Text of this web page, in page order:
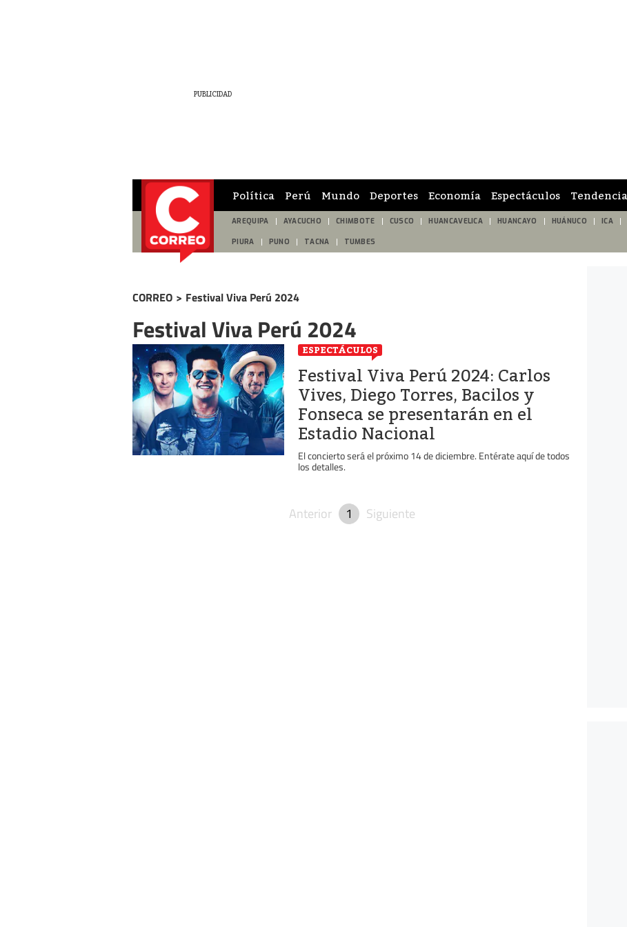
Política Perú Mundo Deportes Economía Espectáculos Tendencia
AREQUIPA AYACUCHO CHIMBOTE CUSCO HUANCAVELICA HUANCAYO HUÁNUCO ICA
PIURA PUNO TACNA TUMBES
CORREO > Festival Viva Perú 2024
Festival Viva Perú 2024
ESPECTÁCULOS
Festival Viva Perú 2024: Carlos
Vives, Diego Torres, Bacilos y
Fonseca se presentarán en el
Estadio Nacional
El concierto será el próximo 14 de diciembre. Entérate aquí de todos
los detalles.
Anterior 1 Siguiente